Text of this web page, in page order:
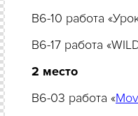
B6-10 работа
B6-17 работа
2 место
B6-03 работа «